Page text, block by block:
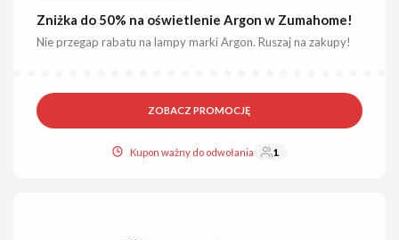
Zniżka do 50% na oświetlenie Argon w Zumahome!
Nie przegap rabatu na lampy marki Argon. Ruszaj na zakupy!
ZOBACZ PROMOCJĘ
Kupon ważny do odwołania 1